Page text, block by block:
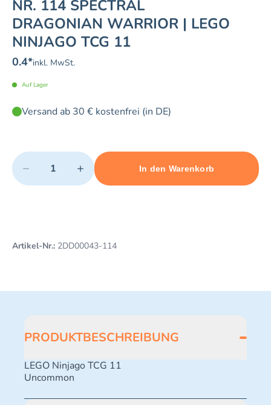
NR. 114 SPECTRAL
DRAGONIAN WARRIOR | LEGO
NINJAGO TCG 11
0.4*inkl. MwSt.
Auf Lager
Versand ab 30 € kostenfrei (in DE)
Quantity
− +
Minimum quantity: 1 Maximum quantity: 499
In den Warenkorb
Add 1 item to cart
Artikel-Nr.: 2DD00043-114
PRODUKTBESCHREIBUNG
LEGO Ninjago TCG 11
Uncommon